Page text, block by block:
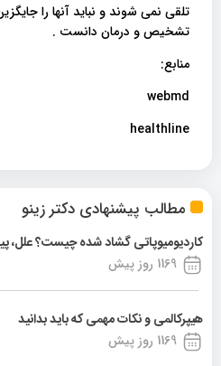
مطالب پیشنهادی دکتر زینو
کاردیومیوپاتی گشاد شده چیست؟ علل،
1169 روز پیش
هیپرکالمی و نکات مهمی که باید بدانید
1169 روز پیش
تلقی نمی شوند و نباید آنها را
تشخیص و درمان دانست .
منابع:
webmd
healthline